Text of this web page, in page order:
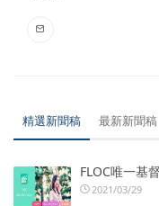
精選新聞稿 最新新聞稿
FLOC唯一基
2021/03/29